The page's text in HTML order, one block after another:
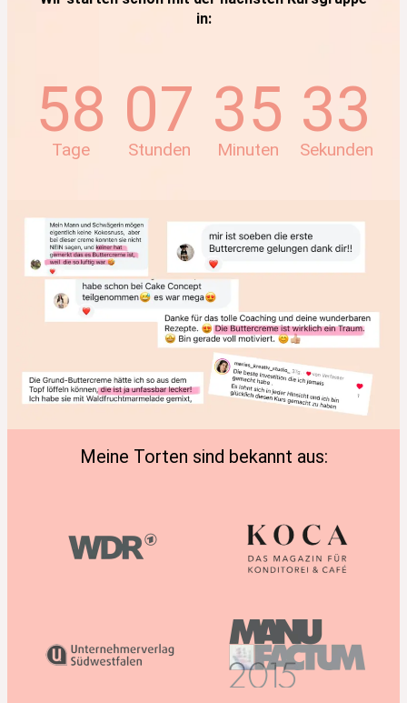
in:
58
Tage
07
Stunden
35
Minuten
31
Sekunden
Meine Torten sind bekannt aus: